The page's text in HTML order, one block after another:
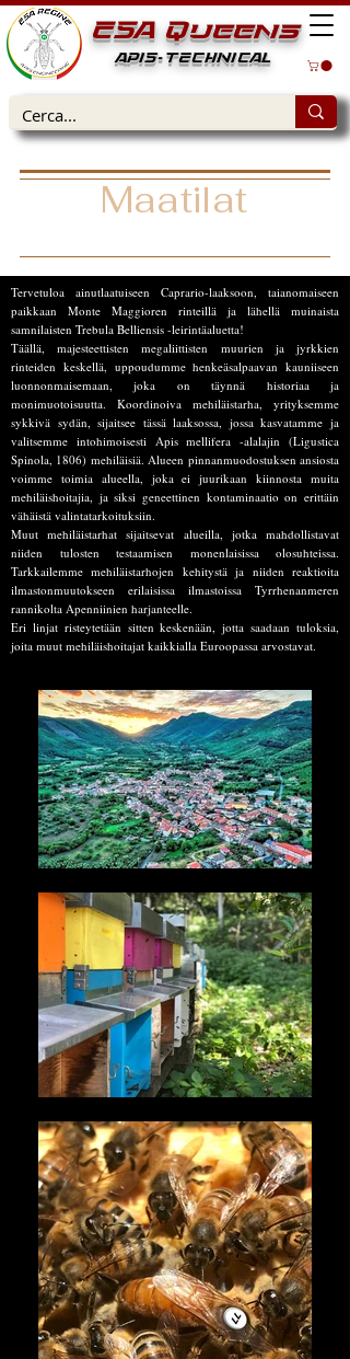
ESA Queens
APIS-TECHNICAL
Maatilat
Tervetuloa ainutlaatuiseen Caprario-laaksoon, taianomaiseen
paikkaan Monte Maggioren rinteillä ja lähellä muinaista
samnilaisten Trebula Belliensis -leirintäaluetta!
Täällä, majesteettisten megaliittisten muurien ja jyrkkien
rinteiden keskellä, uppoudumme henkeäsalpaavan kauniiseen
luonnonmaisemaan, joka on täynnä historiaa ja
monimuotoisuutta. Koordinoiva mehiläistarha, yrityksemme
sykkivä sydän, sijaitsee tässä laaksossa, jossa kasvatamme ja
valitsemme intohimoisesti Apis mellifera -alalajin (Ligustica
Spinola, 1806) mehiläisiä. Alueen pinnanmuodostuksen ansiosta
voimme toimia alueella, joka ei juurikaan kiinnosta muita
mehiläishoitajia, ja siksi geneettinen kontaminaatio on erittäin
vähäistä valintatarkoituksiin.
Muut mehiläistarhat sijaitsevat alueilla, jotka mahdollistavat
niiden tulosten testaamisen monenlaisissa olosuhteissa.
Tarkkailemme mehiläistarhojen kehitystä ja niiden reaktioita
ilmastonmuutokseen erilaisissa ilmastoissa Tyrrhenanmeren
rannikolta Apenniinien harjanteelle.
Eri linjat risteytetään sitten keskenään, jotta saadaan tuloksia,
joita muut mehiläishoitajat kaikkialla Euroopassa arvostavat.